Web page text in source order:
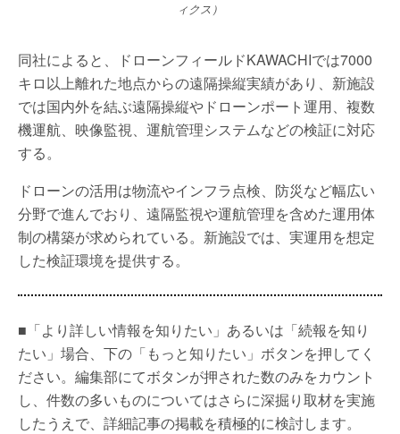
ィクス）
同社によると、ドローンフィールドKAWACHIでは7000
キロ以上離れた地点からの遠隔操縦実績があり、新施設
では国内外を結ぶ遠隔操縦やドローンポート運用、複数
機運航、映像監視、運航管理システムなどの検証に対応
する。
ドローンの活用は物流やインフラ点検、防災など幅広い
分野で進んでおり、遠隔監視や運航管理を含めた運用体
制の構築が求められている。新施設では、実運用を想定
した検証環境を提供する。
■「より詳しい情報を知りたい」あるいは「続報を知り
たい」場合、下の「もっと知りたい」ボタンを押してく
ださい。編集部にてボタンが押された数のみをカウント
し、件数の多いものについてはさらに深掘り取材を実施
したうえで、詳細記事の掲載を積極的に検討します。